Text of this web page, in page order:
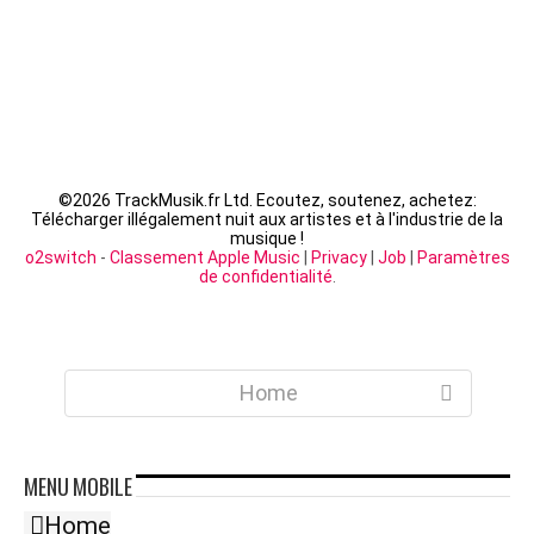
©2026 TrackMusik.fr Ltd. Ecoutez, soutenez, achetez:
Télécharger illégalement nuit aux artistes et à l'industrie de la
musique !
o2switch - Classement Apple Music Privacy| Job
Paramètres
de confidentialité
Home
MENUMOBILE
Home